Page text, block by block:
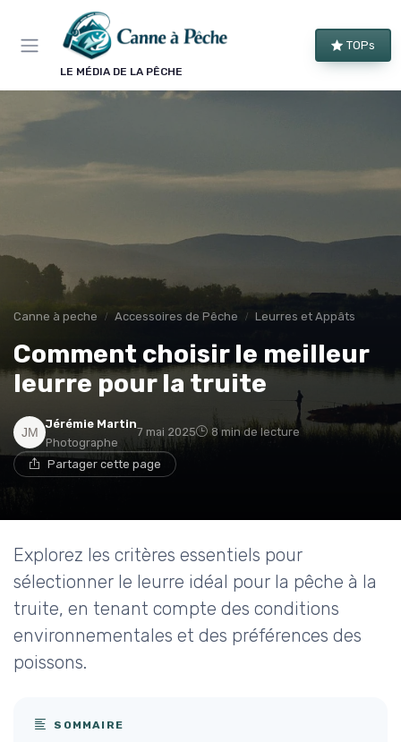
LE MÉDIA DE LA PÊCHE
TOPs
Canne à peche Accessoires de Pêche Leurres et Appâts
Comment choisir le meilleur
leurre pour la truite
Jérémie Martin
Photographe
7 mai 2025 8 min de lecture
Partager cette page
Explorez les critères essentiels pour
sélectionner le leurre idéal pour la pêche à la
truite, en tenant compte des conditions
environnementales et des préférences des
poissons.
SOMMAIRE
Panneau de gestion des cookies